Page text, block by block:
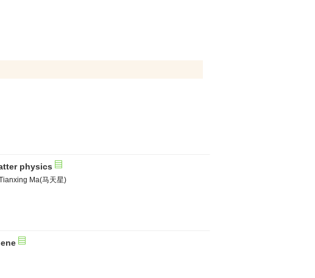
physics
Ma(马天星)